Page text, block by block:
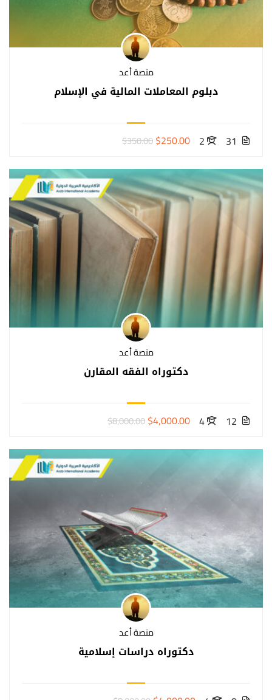
منصة أعد
دبلوم المعاملات المالية في الإسلام
31
2
$350.00$250.00
منصة أعد
دكتوراه الفقه المقارن
12
4
$8,000.00$4,000.00
منصة أعد
دكتوراه دراسات إسلامية